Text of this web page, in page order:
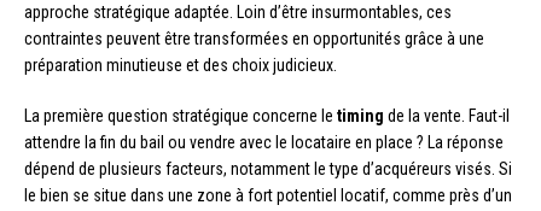
approche stratégique adaptée. Loin d’être insurmontables, ces
contraintes peuvent être transformées en opportunités grâce à une
préparation minutieuse et des choix judicieux.
La première question stratégique concerne le timing de la vente. Faut-il
attendre la fin du bail ou vendre avec le locataire en place ? La réponse
dépend de plusieurs facteurs, notamment le type d’acquéreurs visés. Si
le bien se situe dans une zone à fort potentiel locatif, comme près d’un